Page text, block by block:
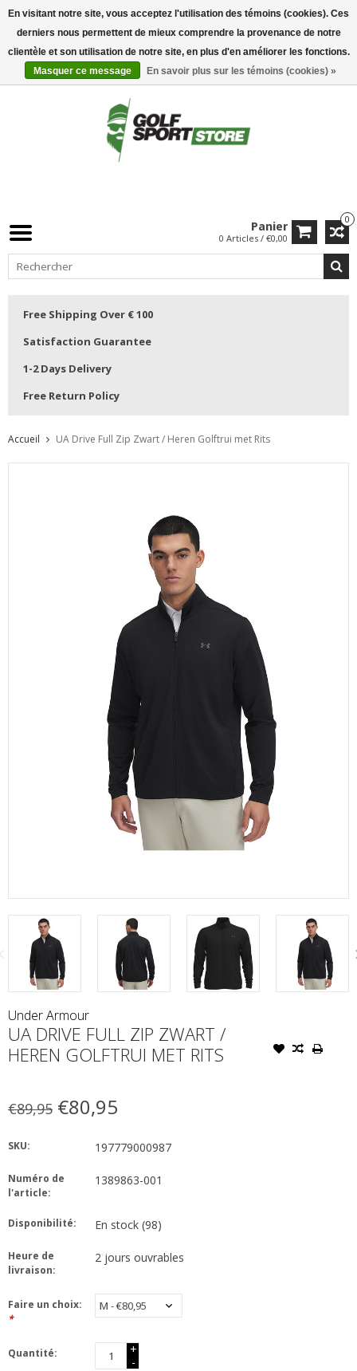
0
Panier
0 Articles / €0,00
Free Shipping Over € 100
Satisfaction Guarantee
1-2 Days Delivery
Free Return Policy
Accueil UA Drive Full Zip Zwart / Heren Golftrui met Rits
Under Armour
UA DRIVE FULL ZIP ZWART /
HEREN GOLFTRUI MET RITS
€89,95 €80,95
SKU: 197779000987
Numéro de
l'article:
1389863-001
Disponibilité: En stock (98)
Heure de
livraison:
2 jours ouvrables
Faire un choix:
*
Quantité:
+
-
En visitant notre site, vous acceptez l'utilisation des témoins (cookies). Ces
derniers nous permettent de mieux comprendre la provenance de notre
clientèle et son utilisation de notre site, en plus d'en améliorer les fonctions.
Masquer ce message
En savoir plus sur les témoins (cookies) »